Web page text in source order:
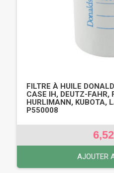
FILTRE À HUILE
CASE IH, DEUTZ-FAHR,
HURLIMANN, KUBOTA,
P550008
AJOUTER